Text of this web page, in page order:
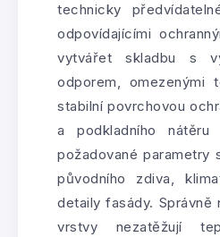
technicky
odpovídajícími
vytvářet skladbu s
odporem, omezenými
stabilní povrchovou
a podkladního nátěru
požadované parametry
původního zdiva,
detaily fasády. Správně
vrstvy nezatěžují